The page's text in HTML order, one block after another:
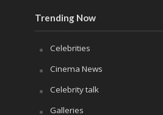
Trending Now
Celebrities
Cinema News
Celebrity talk
Galleries